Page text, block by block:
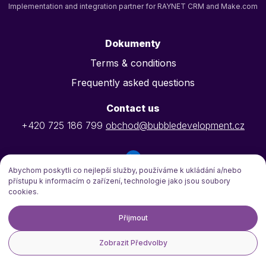
Implementation and integration partner for RAYNET CRM and Make.com
Dokumenty
Terms & conditions
Frequently asked questions
Contact us
+420 725 186 799 obchod@bubbledevelopment.cz
CZ09475753
Registered in the Commercial Register at the Municipal Court in Prague,
Section C, Insert 336790.
Abychom poskytli co nejlepší služby, používáme k ukládání a/nebo
přístupu k informacím o zařízení, technologie jako jsou soubory
cookies.
Přijmout
Zobrazit Předvolby